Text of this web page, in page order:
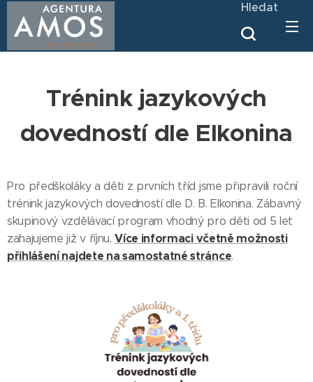
Hledat
Trénink jazykových
dovedností dle Elkonina
Pro předškoláky a děti z prvních tříd jsme připravili roční
trénink jazykových dovedností dle D. B. Elkonina. Zábavný
skupinový vzdělávací program vhodný pro děti od 5 let
zahajujeme již v říjnu.Více informaci včetně možnosti
přihlášení najdete na samostatné stránce.